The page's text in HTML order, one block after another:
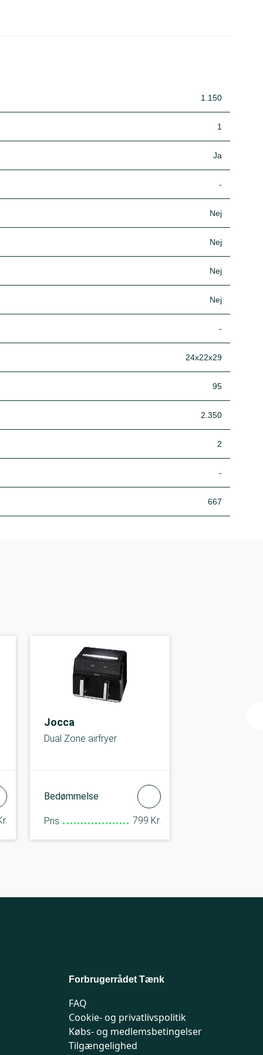
1.150
1
Ja
-
Nej
Nej
Nej
Nej
-
24x22x29
95
2.350
2
-
667
Jocca
Dual Zone airfryer
Bedømmelse
Pris 799 Kr.
Forbrugerrådet Tænk
FAQ
Cookie- og privatlivspolitik
Købs- og medlemsbetingelser
Tilgængelighed